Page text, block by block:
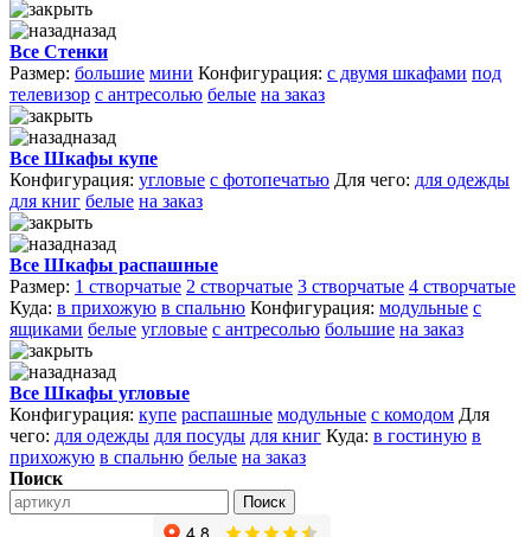
назад
Все Стенки
Размер: большие мини Конфигурация: с двумя шкафами под
телевизор с антресолью белые на заказ
назад
Все Шкафы купе
Конфигурация: угловые с фотопечатью Для чего: для одежды
для книг белые на заказ
назад
Все Шкафы распашные
Размер: 1 створчатые 2 створчатые 3 створчатые 4 створчатые
Куда: в прихожую в спальню Конфигурация: модульные с
ящиками белые угловые с антресолью большие на заказ
назад
Все Шкафы угловые
Конфигурация: купе распашные модульные с комодом Для
чего: для одежды для посуды для книг Куда: в гостиную в
прихожую в спальню белые на заказ
Поиск
Поиск